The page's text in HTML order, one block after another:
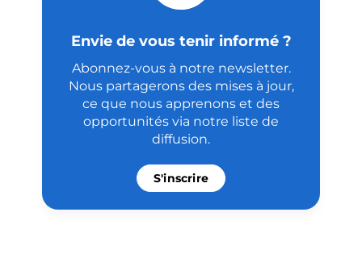
Envie de vous tenir informé ?
Abonnez-vous à notre newsletter.
Nous partagerons des mises à jour,
ce que nous apprenons et des
opportunités via notre liste de
diffusion.
S'inscrire